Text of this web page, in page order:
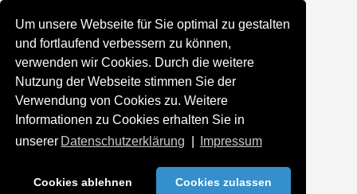
Um unsere Webseite für Sie optimal zu gestalten
und fortlaufend verbessern zu können,
verwenden wir Cookies. Durch die weitere
Nutzung der Webseite stimmen Sie der
Verwendung von Cookies zu. Weitere
Informationen zu Cookies erhalten Sie in
unserer Datenschutzerklärung Impressum
Cookies ablehnen Cookies zulassen